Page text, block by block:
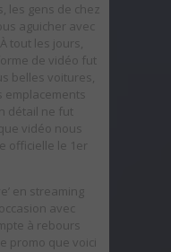
les gens de chez
aguicher avec
tout les jours,
de vidéo fut
belles voitures,
détail ne fut
vidéo nous
officielle le 1er
en streaming
avec
à rebours
promo que voici